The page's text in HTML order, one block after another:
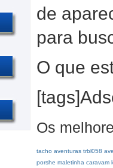
de
para
O que
Os
tacho aventuras trbl058
porshe maletinha caravam